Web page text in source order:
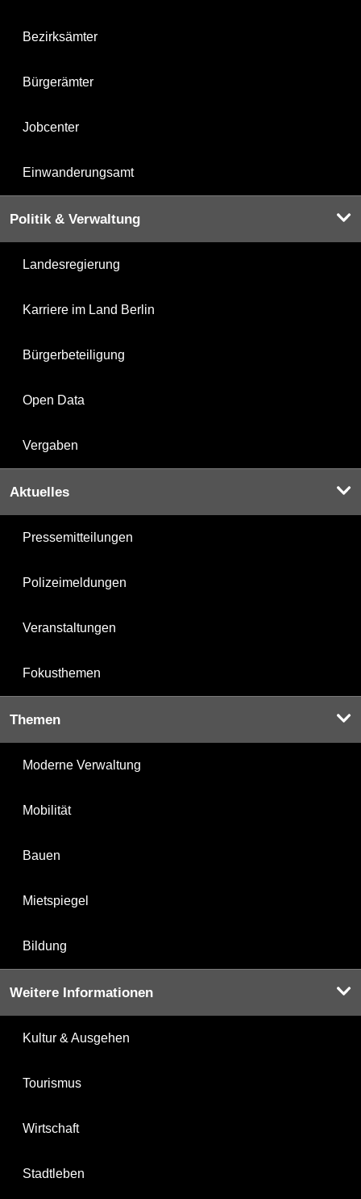
Bezirksämter
Bürgerämter
Jobcenter
Einwanderungsamt
Politik & Verwaltung
Landesregierung
Karriere im Land Berlin
Bürgerbeteiligung
Open Data
Vergaben
Aktuelles
Pressemitteilungen
Polizeimeldungen
Veranstaltungen
Fokusthemen
Themen
Moderne Verwaltung
Mobilität
Bauen
Mietspiegel
Bildung
Weitere Informationen
Kultur & Ausgehen
Tourismus
Wirtschaft
Stadtleben